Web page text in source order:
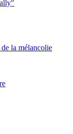
la mélancolie